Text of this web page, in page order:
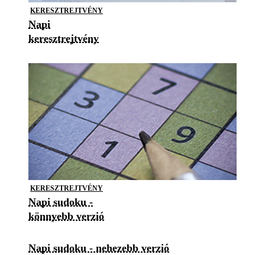
KERESZTREJTVÉNY
Napi
keresztrejtvény
KERESZTREJTVÉNY
Napi sudoku -
könnyebb verzió
Napi sudoku - nehezebb verzió